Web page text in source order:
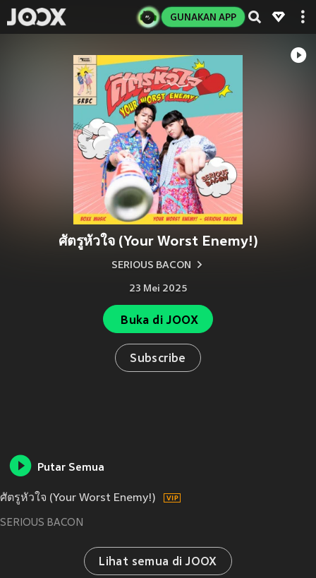
GUNAKAN APP
ศัตรูหัวใจ (Your Worst Enemy!)
SERIOUS BACON
23 Mei 2025
Buka di JOOX
Subscribe
Putar Semua
ศัตรูหัวใจ (Your Worst Enemy!)
SERIOUS BACON
Lihat semua di JOOX